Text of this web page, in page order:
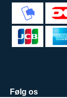
Følg os